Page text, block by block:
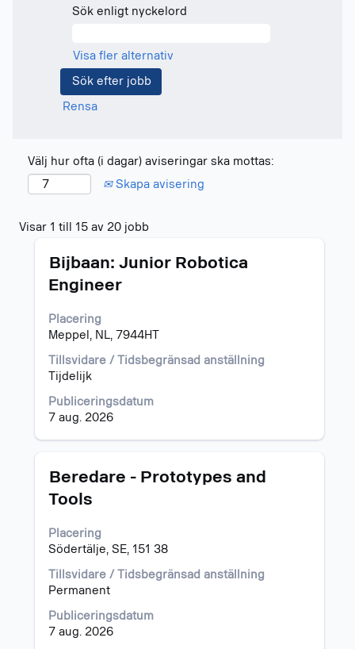
Sök enligt nyckelord
Visa fler alternativ
Rensa
Välj hur ofta (i dagar) aviseringar ska mottas:
Skapa avisering
Visar 1 till 15 av 20 jobb
"".
av
jobb
tabulatortangenten
jobblistan.
visa
jobbdetaljer.
Titel
Bijbaan: Junior Robotica
Engineer
Placering
Meppel, NL, 7944HT
Tillsvidare / Tidsbegränsad anställning
Tijdelijk
Publiceringsdatum
7 aug. 2026
Klicka
blankstegstangenten
att
visa
allt
innehåll
jobbeskrivningen.
Titel
Beredare - Prototypes and
Tools
Placering
Södertälje, SE, 151 38
Tillsvidare / Tidsbegränsad anställning
Permanent
Publiceringsdatum
7 aug. 2026
Klicka
blankstegstangenten
att
visa
allt
innehåll
jobbeskrivningen.